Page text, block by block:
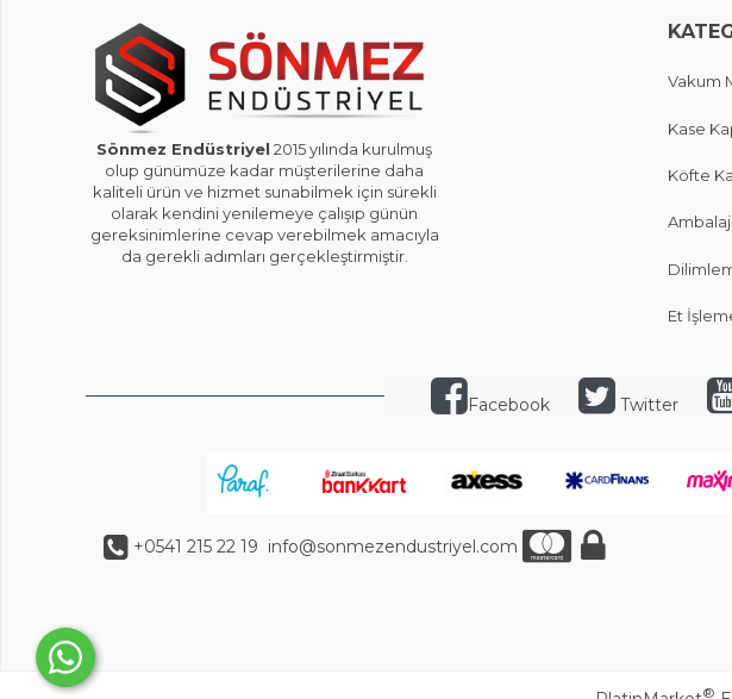
Sönmez Endüstriyel 2015 yılında kurulmuş
olup günümüze kadar müşterilerine daha
kaliteli ürün ve hizmet sunabilmek için sürekli
olarak kendini yenilemeye çalışıp günün
gereksinimlerine cevap verebilmek amacıyla
da gerekli adımları gerçekleştirmiştir.
Vakum
Kase
Köfte
Et
Facebook Twitter
+0541 215 22 19 info@sonmezendustriyel.com
®